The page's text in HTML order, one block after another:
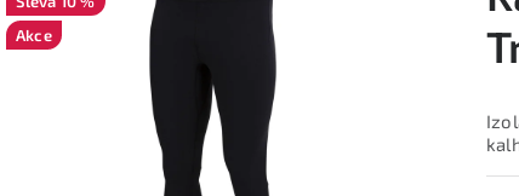
Akce